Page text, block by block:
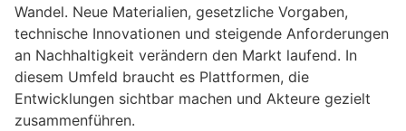
Wandel. Neue Materialien, gesetzliche Vorgaben,
technische Innovationen und steigende Anforderungen
an Nachhaltigkeit verändern den Markt laufend. In
diesem Umfeld braucht es Plattformen, die
Entwicklungen sichtbar machen und Akteure gezielt
zusammenführen.